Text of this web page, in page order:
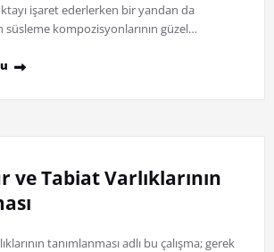
işaret ederlerken bir yandan da
süsleme kompozisyonlarının güzel…
ve Tabiat Varlıklarının
tanımlanması adlı bu çalışma; gerek